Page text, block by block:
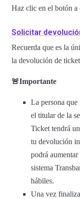
Haz clic en el botón a
Solicitar
Recuerda que es la
la devolución de
🚨Importante
La persona
el titular de la
Ticket tendrá
tu devolución
podrá
sistema
hábiles.
Una vez